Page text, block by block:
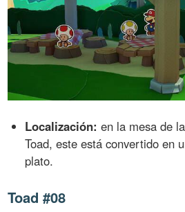
Localización: en la mesa de
Toad, este está convertido en
plato.
Toad #08